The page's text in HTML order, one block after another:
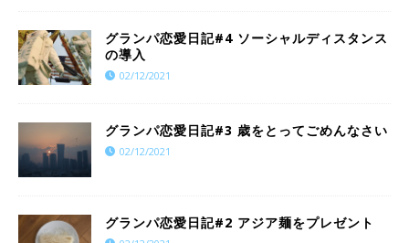
グランパ恋愛日記#4 ソーシャルディスタンス
の導入
02/12/2021
グランパ恋愛日記#3 歳をとってごめんなさい
02/12/2021
グランパ恋愛日記#2 アジア麺をプレゼント